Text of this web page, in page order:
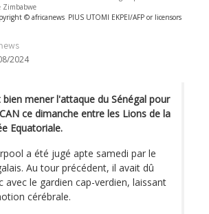
Zimbabwe
© africanews PIUS UTOMI EKPEI/AFP or licensors
2024
mener l'attaque du Sénégal pour
ce dimanche entre les Lions de la
Equatoriale.
a été jugé apte samedi par le
Au tour précédent, il avait dû
avec le gardien cap-verdien, laissant
cérébrale.